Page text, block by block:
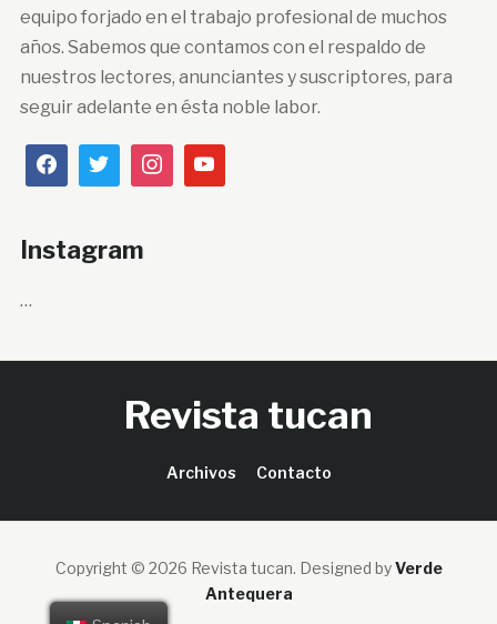
equipo forjado en el trabajo profesional de muchos
años. Sabemos que contamos con el respaldo de
nuestros lectores, anunciantes y suscriptores, para
seguir adelante en ésta noble labor.
Instagram
…
Revista tucan
Archivos Contacto
Copyright © 2026 Revista tucan. Designed byVerde
Antequera